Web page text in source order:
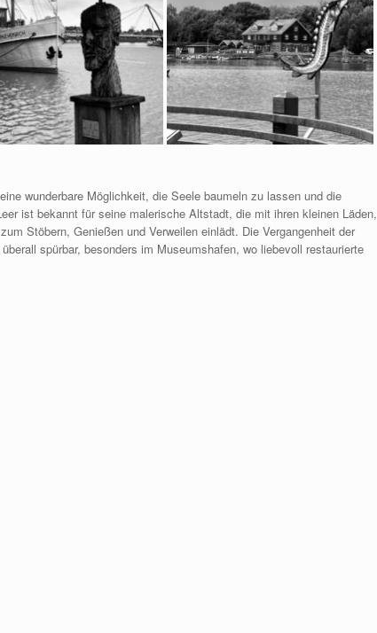
wunderbare Möglichkeit, die Seele baumeln zu lassen und die
ist bekannt für seine malerische Altstadt, die mit ihren kleinen Läden,
Stöbern, Genießen und Verweilen einlädt. Die Vergangenheit der
spürbar, besonders im Museumshafen, wo liebevoll restaurierte